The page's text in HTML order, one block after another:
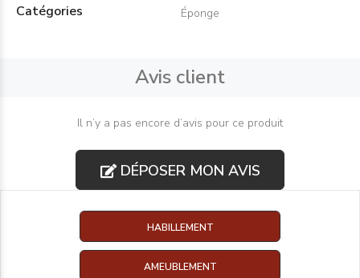
Catégories Éponge
Avis client
Il n’y a pas encore d’avis pour ce produit
DÉPOSER MON AVIS
HABILLEMENT
AMEUBLEMENT